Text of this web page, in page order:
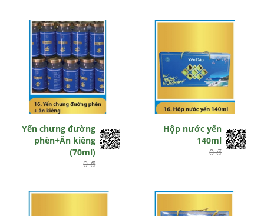
Yến chưng đường
phèn+Ăn kiêng
(70ml)
0 đ
Hộp nước yến
140ml
0 đ